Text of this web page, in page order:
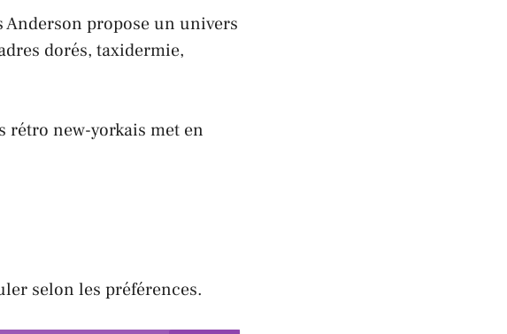
Anderson propose un univers
dorés, taxidermie,
rétro new-yorkais met en
selon les préférences.